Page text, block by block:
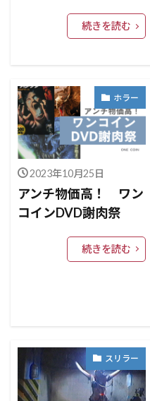
続きを読む
ホラー
2023年10月25日
アンチ物価高！ ワン
コインDVD謝肉祭
続きを読む
スリラー